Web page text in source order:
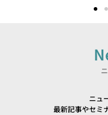
ニュ
最新記事やセミ